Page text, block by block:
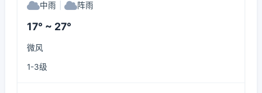
中雨 阵雨
17° ~ 27°
微风
1-3级